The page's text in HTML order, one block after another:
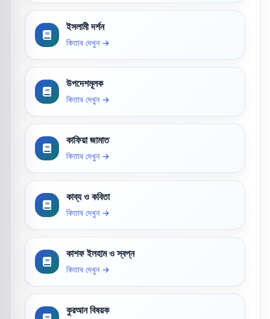
ইসলামী দর্শন
কিতাব দেখুন →
উপদেশমূলক
কিতাব দেখুন →
কাফিয়া জামাত
কিতাব দেখুন →
কাব্য ও কবিতা
কিতাব দেখুন →
কাশফ ইলহাম ও স্বপ্ন
কিতাব দেখুন →
কুরআন বিষয়ক